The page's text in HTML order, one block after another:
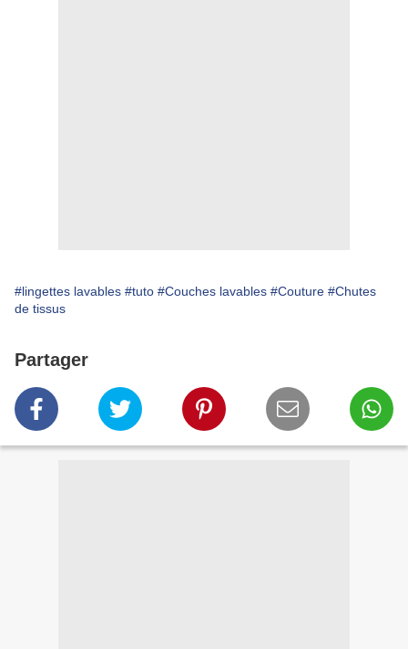
#lingettes lavables #tuto #Couches lavables #Couture #Chutes
de tissus
Partager